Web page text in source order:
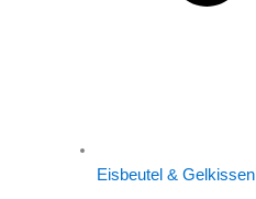
Eisbeutel & Gelkissen